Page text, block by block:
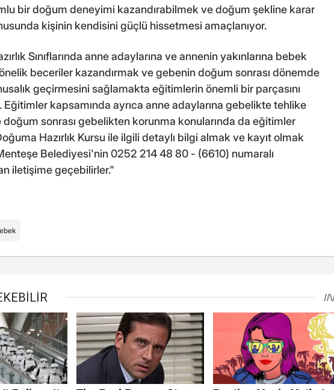
bir doğum deneyimi kazandırabilmek ve doğum şekline karar
kişinin kendisini güçlü hissetmesi amaçlanıyor.
Sınıflarında anne adaylarına ve annenin yakınlarına bebek
beceriler kazandırmak ve gebenin doğum sonrası dönemde
geçirmesini sağlamakta eğitimlerin önemli bir parçasını
Eğitimler kapsamında ayrıca anne adaylarına gebelikte tehlike
sonrası gebelikten korunma konularında da eğitimler
Hazırlık Kursu ile ilgili detaylı bilgi almak ve kayıt olmak
Belediyesi'nin 0252 214 48 80 - (6610) numaralı
iletişime geçebilirler."